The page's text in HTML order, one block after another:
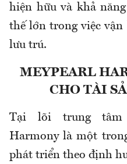
hiện hữu và khả
thế lớn trong việc
lưu trú.
MEYPEARL
CHO TÀI
Tại lõi trung tâm
Harmony là một
phát triển theo định